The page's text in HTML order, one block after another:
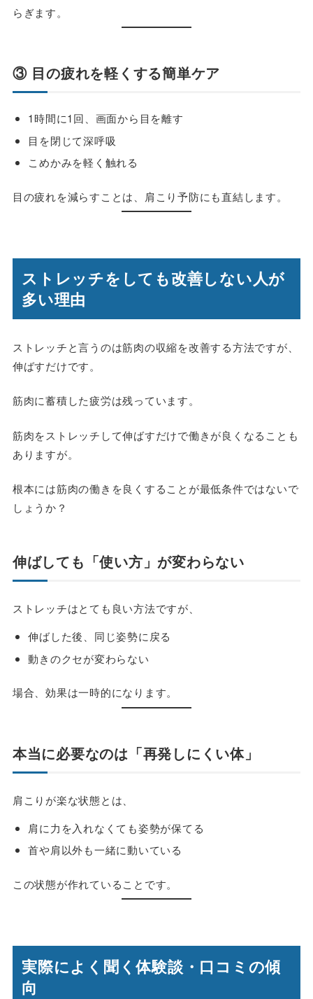
らぎます。
③ 目の疲れを軽くする簡単ケア
1時間に1回、画面から目を離す
目を閉じて深呼吸
こめかみを軽く触れる
目の疲れを減らすことは、肩こり予防にも直結します。
ストレッチをしても改善しない人が
多い理由
ストレッチと言うのは筋肉の収縮を改善する方法ですが、
伸ばすだけです。
筋肉に蓄積した疲労は残っています。
筋肉をストレッチして伸ばすだけで働きが良くなることも
ありますが。
根本には筋肉の働きを良くすることが最低条件ではないで
しょうか？
伸ばしても「使い方」が変わらない
ストレッチはとても良い方法ですが、
伸ばした後、同じ姿勢に戻る
動きのクセが変わらない
場合、効果は一時的になります。
本当に必要なのは「再発しにくい体」
肩こりが楽な状態とは、
肩に力を入れなくても姿勢が保てる
首や肩以外も一緒に動いている
この状態が作れていることです。
実際によく聞く体験談・口コミの傾
向